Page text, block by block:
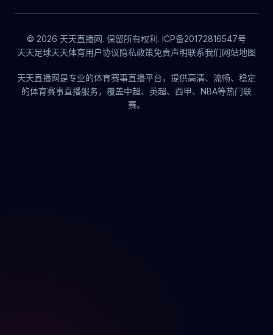
© 2026 天天直播网. 保留所有权利. ICP备20172816547号
天天足球天天体育用户协议隐私政策免责声明联系我们网站地图
天天直播网是专业的体育赛事直播平台，提供高清、流畅、稳定
的体育赛事直播服务，覆盖中超、英超、西甲、NBA等热门联
赛。